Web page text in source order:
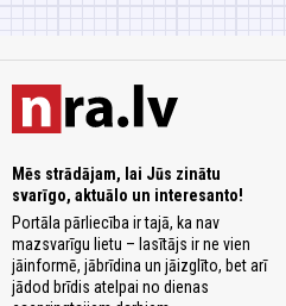
Mēs strādājam, lai Jūs zinātu
svarīgo, aktuālo un interesanto!
Portāla pārliecība ir tajā, ka nav
mazsvarīgu lietu – lasītājs ir ne vien
jāinformē, jābrīdina un jāizglīto, bet arī
jādod brīdis atelpai no dienas